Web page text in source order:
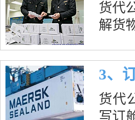
货代
解货
3、
货代
写订